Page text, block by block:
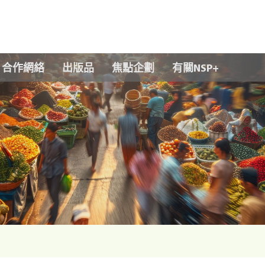
Skip to main content
合作網絡 出版品 焦點企劃 有關NSP+